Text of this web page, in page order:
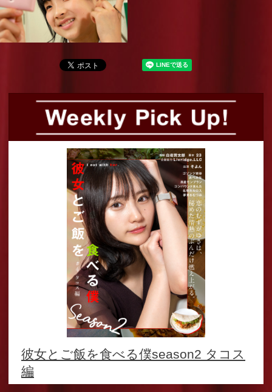
Tweets by Mixing_Cinema
お問い合わせ
各種お問い合わせはこちらからどうぞ。
(c) 2020 Cinematech. All rights reserved.
このサイトに掲載の写真、文章などの無断転載・転用・引用・
複写・複製行為を禁じます。